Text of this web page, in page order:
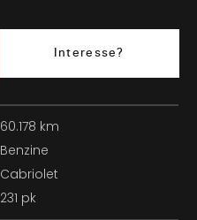
Interesse?
60.178 km
Benzine
Cabriolet
231 pk